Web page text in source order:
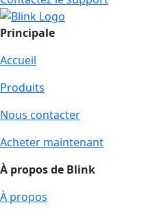
Principale
Accueil
Produits
Nous contacter
Acheter maintenant
À propos de Blink
À propos